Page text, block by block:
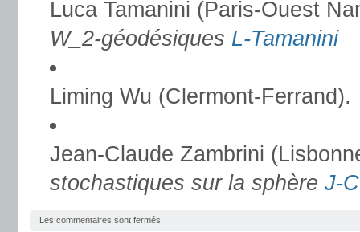
Luca Tamanini (Paris-Ouest
W_2-géodésiques L-Tamanini
Liming Wu (Clermont-
Jean-Claude Zambrini
stochastiques sur la sphère J-
Les commentaires sont fermés.